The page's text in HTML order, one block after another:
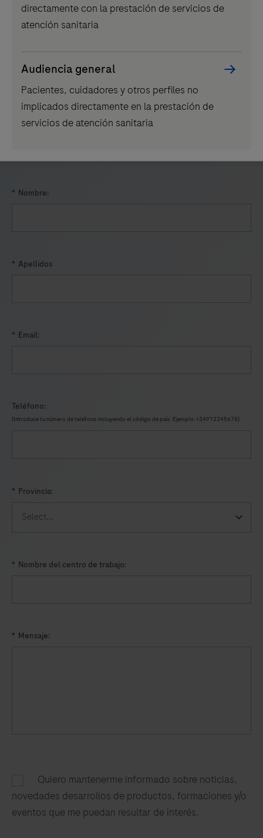
cobas
tecnología
avanzada
PCR
tiempo
para
calidad.
infecciones
respiratorias
todos
los
sistemas
Asunto de la consulta
Documentación de productos
Asistencia técnica
Información comercial sobre productos o servicios
* Nombre:
* Apellidos
* Email:
Teléfono:
(Introduce tu número de teléfono incluyendo el código de país. Ejemplo: +34912345678)
* Provincia:
* Nombre del centro de trabajo:
* Mensaje:
Quiero mantenerme informado sobre noticias,
novedades desarrollos de productos, formaciones y/o
eventos que me puedan resultar de interés.​
directamente con la prestación de servicios de
atención sanitaria
Audiencia general
Pacientes, cuidadores y otros perfiles no
implicados directamente en la prestación de
servicios de atención sanitaria